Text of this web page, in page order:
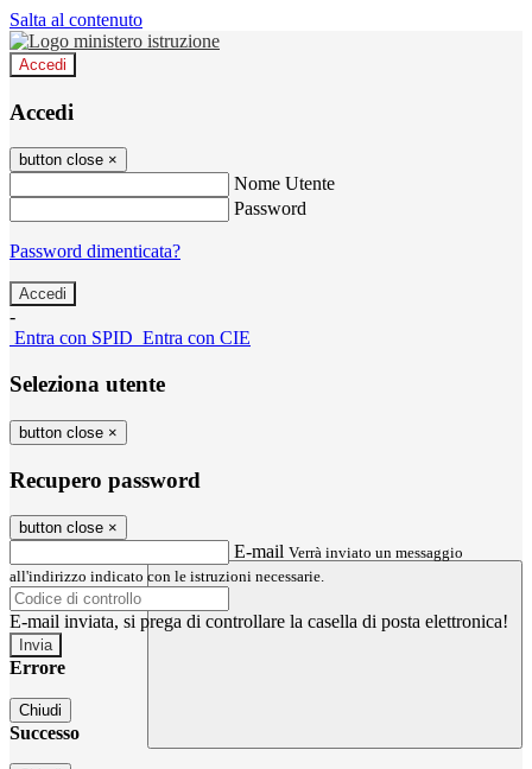
Salta al contenuto
Accedi
Accedi
button close ×
Nome Utente
Password
Password dimenticata?
-
Entra con SPID Entra con CIE
Seleziona utente
button close ×
Recupero password
button close ×
E-mail Verrà inviato un messaggio
all'indirizzo indicato con le istruzioni necessarie.
E-mail inviata, si prega di controllare la casella di posta elettronica!
Errore
Chiudi
Successo